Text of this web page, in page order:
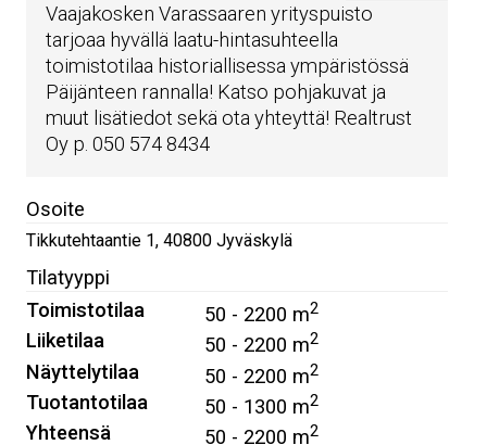
Vaajakosken Varassaaren yrityspuisto
tarjoaa hyvällä laatu-hintasuhteella
toimistotilaa historiallisessa ympäristössä
Päijänteen rannalla! Katso pohjakuvat ja
muut lisätiedot sekä ota yhteyttä! Realtrust
Oy p. 050 574 8434
Osoite
Tikkutehtaantie 1, 40800 Jyväskylä
Tilatyyppi
Toimistotilaa
50 - 2200 m2
Liiketilaa 50 - 2200 m2
Näyttelytilaa 50 - 2200 m2
Tuotantotilaa 50 - 1300 m2
Yhteensä 50 - 2200 m2